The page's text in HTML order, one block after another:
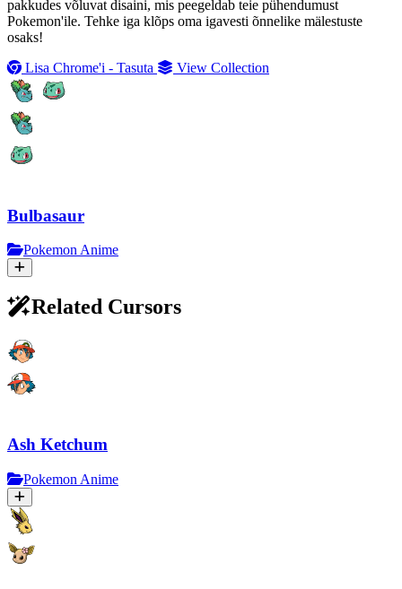
pakkudes võluvat disaini, mis peegeldab teie pühendumust
Pokemon'ile. Tehke iga klõps oma igavesti õnnelike mälestuste
osaks!
Lisa Chrome'i - Tasuta
View Collection
Bulbasaur
Pokemon Anime
Related Cursors
Ash Ketchum
Pokemon Anime